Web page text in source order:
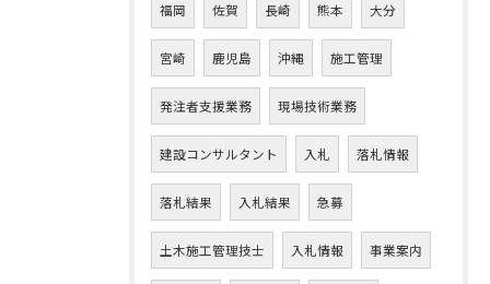
福岡 佐賀 長崎 熊本 大分
宮崎 鹿児島 沖縄 施工管理
発注者支援業務 現場技術業務
建設コンサルタント 入札 落札情報
落札結果 入札結果 急募
土木施工管理技士 入札情報 事業案内